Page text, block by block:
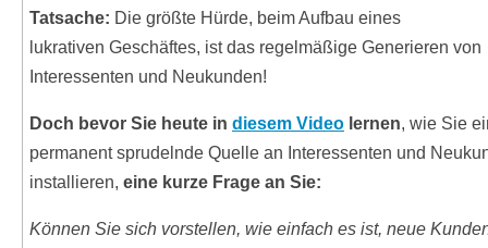
Tatsache: Die größte Hürde, beim Aufbau eines
lukrativen Geschäftes, ist das regelmäßige Generieren von
Interessenten und Neukunden!
Doch bevor Sie heute in diesem Video lernen, wie Sie
permanent sprudelnde Quelle an Interessenten und
installieren, eine kurze Frage an Sie:
Können Sie sich vorstellen, wie einfach es ist, neue